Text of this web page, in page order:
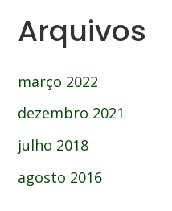
Arquivos
março 2022
dezembro 2021
julho 2018
agosto 2016